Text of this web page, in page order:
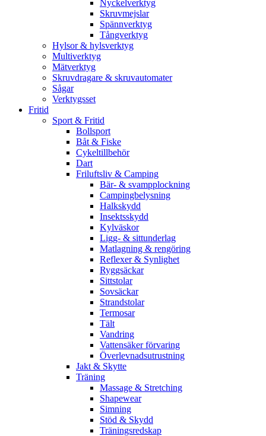
Nyckelverktyg
Skruvmejslar
Spännverktyg
Tångverktyg
Hylsor & hylsverktyg
Multiverktyg
Mätverktyg
Skruvdragare & skruvautomater
Sågar
Verktygsset
Fritid
Sport & Fritid
Bollsport
Båt & Fiske
Cykeltillbehör
Dart
Friluftsliv & Camping
Bär- & svampplockning
Campingbelysning
Halkskydd
Insektsskydd
Kylväskor
Ligg- & sittunderlag
Matlagning & rengöring
Reflexer & Synlighet
Ryggsäckar
Sittstolar
Sovsäckar
Strandstolar
Termosar
Tält
Vandring
Vattensäker förvaring
Överlevnadsutrustning
Jakt & Skytte
Träning
Massage & Stretching
Shapewear
Simning
Stöd & Skydd
Träningsredskap